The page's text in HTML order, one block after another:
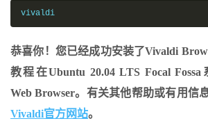
vivaldi
恭喜你！您已经成功安装了Vivaldi
教程在Ubuntu 20.04 LTS Focal
Web Browser。有关其他帮助或有用信
Vivaldi官方网站。